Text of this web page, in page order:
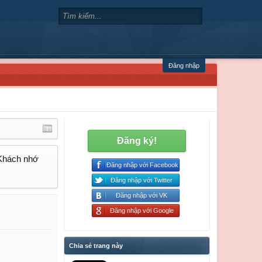
Đăng nhập
nhớ
Đăng ký!
Đăng nhập với Facebook
Đăng nhập với Twitter
Đăng nhập với VK
Đăng nhập với Google
Chia sẻ trang này